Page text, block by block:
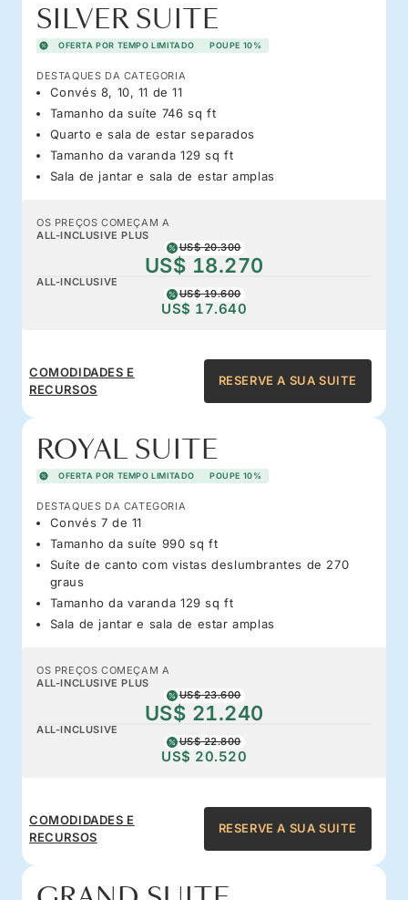
SILVER SUITE
OFERTA POR TEMPO LIMITADO POUPE 10%
DESTAQUES DA CATEGORIA
Convés 8, 10, 11 de 11
Tamanho da suíte 746 sq ft
Quarto e sala de estar separados
Tamanho da varanda 129 sq ft
Sala de jantar e sala de estar amplas
OS PREÇOS COMEÇAM A
ALL-INCLUSIVE PLUS
US$ 20.300
US$ 18.270
ALL-INCLUSIVE
US$ 19.600
US$ 17.640
COMODIDADES E
RECURSOS
RESERVE A SUA SUITE
ROYAL SUITE
OFERTA POR TEMPO LIMITADO POUPE 10%
DESTAQUES DA CATEGORIA
Convés 7 de 11
Tamanho da suíte 990 sq ft
Suíte de canto com vistas deslumbrantes de 270
graus
Tamanho da varanda 129 sq ft
Sala de jantar e sala de estar amplas
OS PREÇOS COMEÇAM A
ALL-INCLUSIVE PLUS
US$ 23.600
US$ 21.240
ALL-INCLUSIVE
US$ 22.800
US$ 20.520
COMODIDADES E
RECURSOS
RESERVE A SUA SUITE